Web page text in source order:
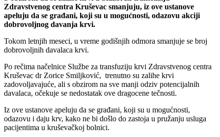
Zdravstvenog centra Kruševac smanjuju, iz ove ustanove
apeluju da se građani, koji su u mogućnosti, odazovu akciji
dobrovoljnog davanja krvi.
Tokom letnjih meseci, u vreme godišnjih odmora smanjuje se broj
dobrovoljnih davalaca krvi.
Po rečima načelnice Službe za transfuziju krvi Zdravstvenog centra
Kruševac dr Zorice Smiljković, trenutno su zalihe krvi
zadovoljavajuće, ali s obzirom na sve manji odziv potencijalnih
davalaca, očekuje se nedostatak ove dragocene tečnosti.
Iz ove ustanove apeluju da se građani, koji su u mogućnosti,
odazovu i daju krv, kako ne bi došlo do zastoja u pružanju usluga
pacijentima u kruševačkoj bolnici.